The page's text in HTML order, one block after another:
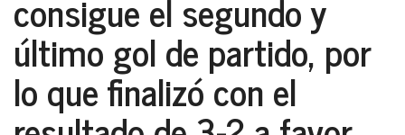
último gol de partido, por
lo que finalizó con el